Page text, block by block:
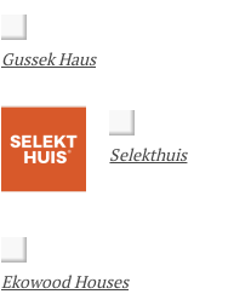
Gussek Haus
Selekthuis
Ekowood Houses